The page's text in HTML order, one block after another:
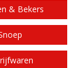
& Bekers